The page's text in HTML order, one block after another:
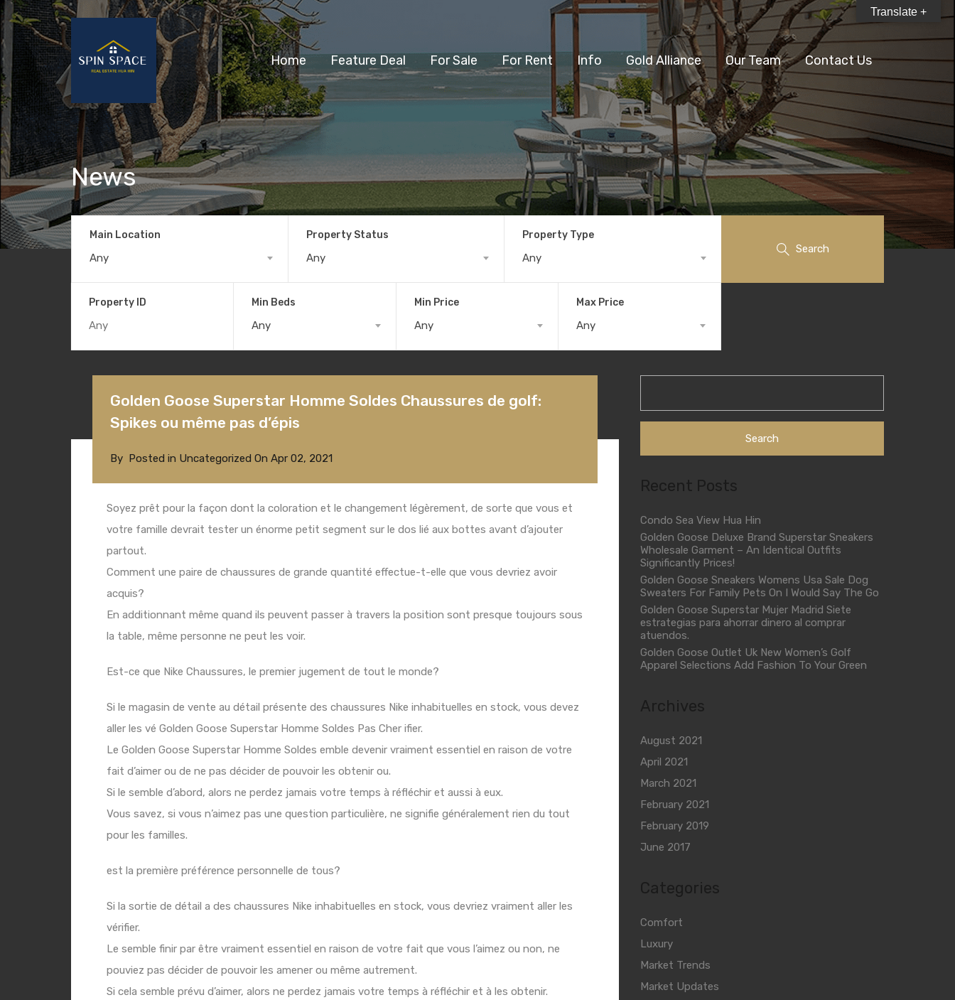
Home Feature Deal For Sale For Rent Info Gold Alliance Our Team Contact Us
News
Main Location
Any
Property Status
Any
Property Type
Any
Property ID Min Beds
Any
Min Price
Any
Max Price
Any
Search
Golden Goose Superstar Homme Soldes Chaussures de golf:
Spikes ou même pas d’épis
By Posted in Uncategorized On Apr 02, 2021
Soyez prêt pour la façon dont la coloration et le changement légèrement, de sorte que vous et
votre famille devrait tester un énorme petit segment sur le dos lié aux bottes avant d’ajouter
partout.
Comment une paire de chaussures de grande quantité effectue-t-elle que vous devriez avoir
acquis?
En additionnant même quand ils peuvent passer à travers la position sont presque toujours sous
la table, même personne ne peut les voir.
Est-ce que Nike Chaussures, le premier jugement de tout le monde?
Si le magasin de vente au détail présente des chaussures Nike inhabituelles en stock, vous devez
aller les vé Golden Goose Superstar Homme Soldes Pas Cher ifier.
Le Golden Goose Superstar Homme Soldes emble devenir vraiment essentiel en raison de votre
fait d’aimer ou de ne pas décider de pouvoir les obtenir ou.
Si le semble d’abord, alors ne perdez jamais votre temps à réfléchir et aussi à eux.
Vous savez, si vous n’aimez pas une question particulière, ne signifie généralement rien du tout
pour les familles.
est la première préférence personnelle de tous?
Si la sortie de détail a des chaussures Nike inhabituelles en stock, vous devriez vraiment aller les
vérifier.
Le semble finir par être vraiment essentiel en raison de votre fait que vous l’aimez ou non, ne
pouviez pas décider de pouvoir les amener ou même autrement.
Si cela semble prévu d’aimer, alors ne perdez jamais votre temps à réfléchir et à les obtenir.
Recent Posts
Condo Sea View Hua Hin
Golden Goose Deluxe Brand Superstar Sneakers
Wholesale Garment – An Identical Outfits
Significantly Prices!
Golden Goose Sneakers Womens Usa Sale Dog
Sweaters For Family Pets On I Would Say The Go
Golden Goose Superstar Mujer Madrid Siete
estrategias para ahorrar dinero al comprar
atuendos.
Golden Goose Outlet Uk New Women’s Golf
Apparel Selections Add Fashion To Your Green
Archives
August 2021
April 2021
March 2021
February 2021
February 2019
June 2017
Categories
Comfort
Luxury
Market Trends
Market Updates
Translate +